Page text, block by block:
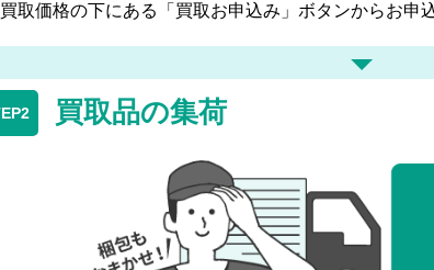
買取価格の下にある「買取お申込み」ボタンからお申
買取品の集荷